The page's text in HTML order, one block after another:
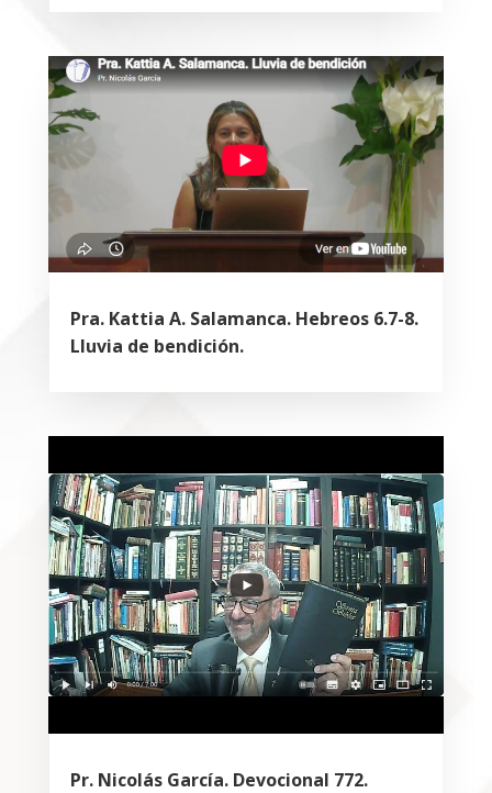
Pra. Kattia A. Salamanca. Hebreos 6.7-8.
Lluvia de bendición.
Pr. Nicolás García. Devocional 772.